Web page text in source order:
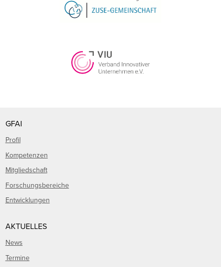
GFAI
Profil
Kompetenzen
Mitgliedschaft
Forschungsbereiche
Entwicklungen
AKTUELLES
News
Termine